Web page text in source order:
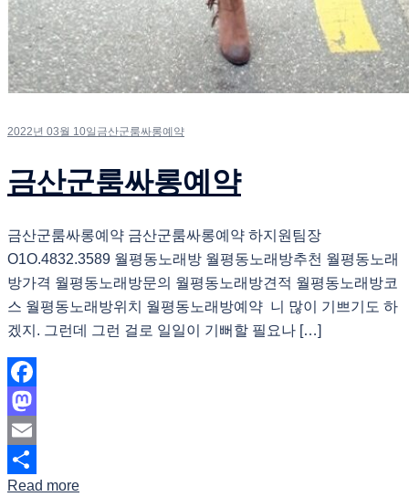
2022년 03월 10일 금산군룸싸롱예약
금산군룸싸롱예약
금산군룸싸롱예약 금산군룸싸롱예약 하지원팀장
O1O.4832.3589 월평동노래방 월평동노래방추천 월평동노래
방가격 월평동노래방문의 월평동노래방견적 월평동노래방코
스 월평동노래방위치 월평동노래방예약 니 많이 기쁘기도 하
겠지. 그런데 그런 걸로 일일이 기뻐할 필요나 […]
Facebook
Mastodon
Email
Share
Read more